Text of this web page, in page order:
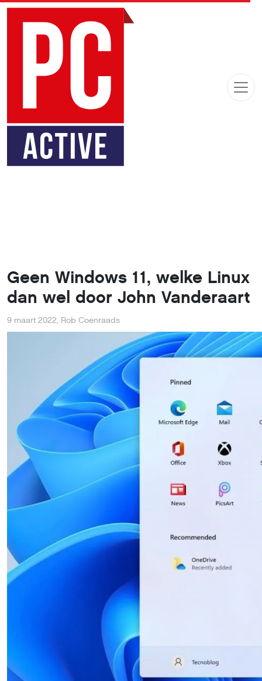
Geen Windows 11, welke Linux
dan wel door John Vanderaart
9 maart 2022, Rob Coenraads